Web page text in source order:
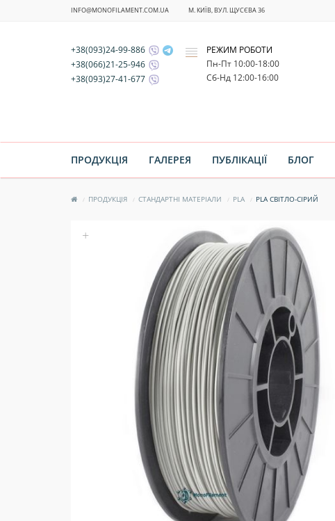
INFO@MONOFILAMENT.COM.UA М. КИЇВ, ВУЛ. ЩУСЄВА 36
+38(093)24-99-886
+38(066)21-25-946
+38(093)27-41-677
РЕЖИМ РОБОТИ
Пн-Пт 10:00-18:00
Cб-Нд 12:00-16:00
ПРОДУКЦІЯ ГАЛЕРЕЯ ПУБЛІКАЦІЇ БЛОГ
ПРОДУКЦІЯ СТАНДАРТНІ МАТЕРІАЛИ PLA PLA СВІТЛО-СІРИЙ
+